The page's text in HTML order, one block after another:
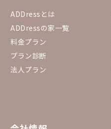
ADDressとは
ADDressの家一覧
料金プラン
プラン診断
法人プラン